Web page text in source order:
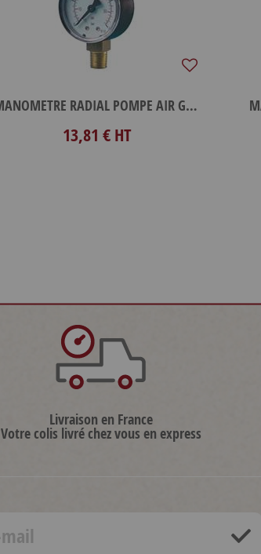
MANOMETRE RADIAL POMPE AIR GV 0-1.6
13,81 € HT
Livraison en France
Votre colis livré chez vous en express